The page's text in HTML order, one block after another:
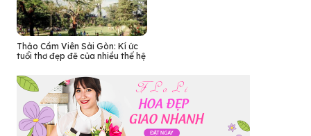
Thảo Cầm Viên Sài Gòn: Kí ức
tuổi thơ đẹp đẽ của nhiều thế hệ